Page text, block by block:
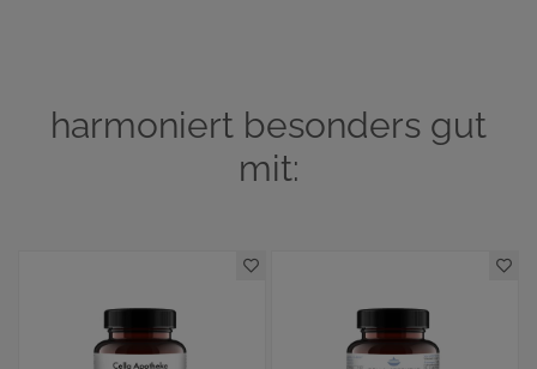
harmoniert besonders gut
mit: